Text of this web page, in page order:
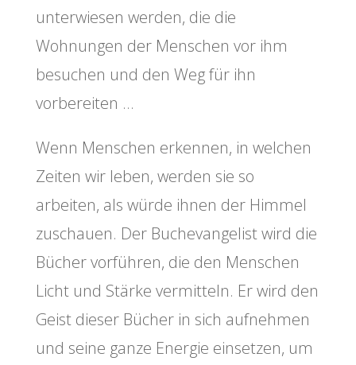
unterwiesen werden, die die
Wohnungen der Menschen vor ihm
besuchen und den Weg für ihn
vorbereiten …
Wenn Menschen erkennen, in welchen
Zeiten wir leben, werden sie so
arbeiten, als würde ihnen der Himmel
zuschauen. Der Buchevangelist wird die
Bücher vorführen, die den Menschen
Licht und Stärke vermitteln. Er wird den
Geist dieser Bücher in sich aufnehmen
und seine ganze Energie einsetzen, um